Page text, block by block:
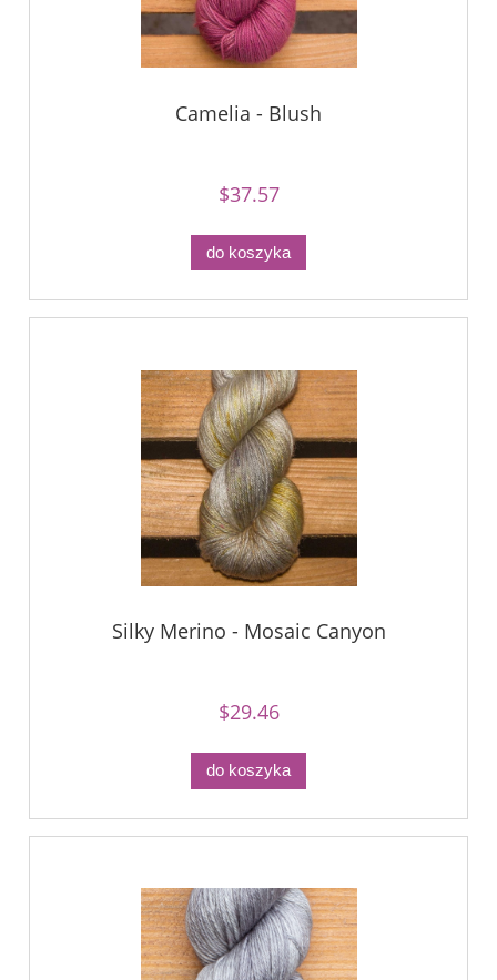
Camelia - Blush
$37.57
do koszyka
Silky Merino - Mosaic Canyon
$29.46
do koszyka